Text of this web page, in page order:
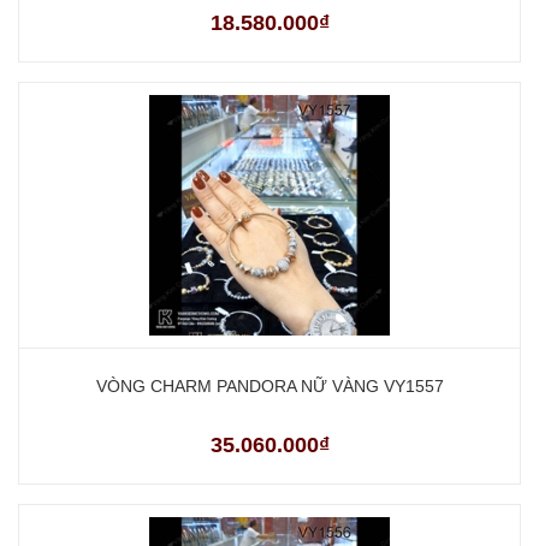
18.580.000₫
VÒNG CHARM PANDORA NỮ VÀNG VY1557
35.060.000₫